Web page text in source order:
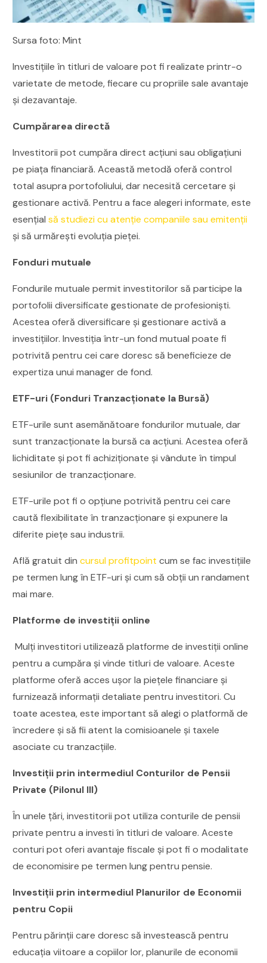
Sursa foto: Mint
Investițiile în titluri de valoare pot fi realizate printr-o
varietate de metode, fiecare cu propriile sale avantaje
și dezavantaje.
Cumpărarea directă
Investitorii pot cumpăra direct acțiuni sau obligațiuni
pe piața financiară. Această metodă oferă control
total asupra portofoliului, dar necesită cercetare și
gestionare activă. Pentru a face alegeri informate, este
esențial să studiezi cu atenție companiile sau emitenții
și să urmărești evoluția pieței.
Fonduri mutuale
Fondurile mutuale permit investitorilor să participe la
portofolii diversificate gestionate de profesioniști.
Acestea oferă diversificare și gestionare activă a
investițiilor. Investiția într-un fond mutual poate fi
potrivită pentru cei care doresc să beneficieze de
expertiza unui manager de fond.
ETF-uri (Fonduri Tranzacționate la Bursă)
ETF-urile sunt asemănătoare fondurilor mutuale, dar
sunt tranzacționate la bursă ca acțiuni. Acestea oferă
lichiditate și pot fi achiziționate și vândute în timpul
sesiunilor de tranzacționare.
ETF-urile pot fi o opțiune potrivită pentru cei care
caută flexibilitate în tranzacționare și expunere la
diferite piețe sau industrii.
Află gratuit din cursul profitpoint cum se fac investițiile
pe termen lung în ETF-uri și cum să obții un randament
mai mare.
Platforme de investiții online
Mulți investitori utilizează platforme de investiții online
pentru a cumpăra și vinde titluri de valoare. Aceste
platforme oferă acces ușor la piețele financiare și
furnizează informații detaliate pentru investitori. Cu
toate acestea, este important să alegi o platformă de
încredere și să fii atent la comisioanele și taxele
asociate cu tranzacțiile.
Investiții prin intermediul Conturilor de Pensii
Private (Pilonul III)
În unele țări, investitorii pot utiliza conturile de pensii
private pentru a investi în titluri de valoare. Aceste
conturi pot oferi avantaje fiscale și pot fi o modalitate
de economisire pe termen lung pentru pensie.
Investiții prin intermediul Planurilor de Economii
pentru Copii
Pentru părinții care doresc să investească pentru
educația viitoare a copiilor lor, planurile de economii